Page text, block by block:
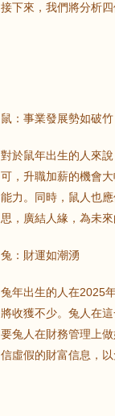
接下來，我們將分析
鼠：事業發展勢如破竹
對於鼠年出生的人來
可，升職加薪的機會
能力。同時，鼠人也
思，廣結人緣，為未來
兔：財運如潮湧
兔年出生的人在2025
將收獲不少。兔人在
要兔人在財務管理上
信虛假的財富信息，以